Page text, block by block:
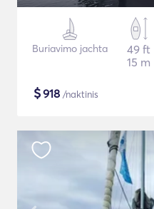
Buriavimo jachta
49 ft
15 m
$918 /naktinis